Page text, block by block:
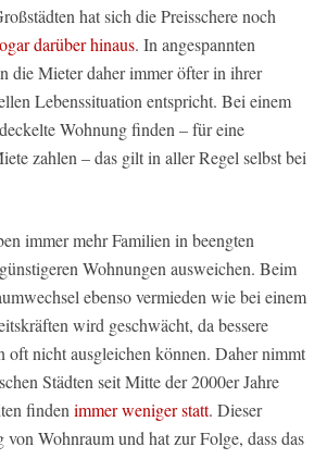
hat sich die Preisschere noch
darüber hinaus. In angespannten
die Mieter daher immer öfter in ihrer
Lebenssituation entspricht. Bei einem
Wohnung finden – für eine
zahlen – das gilt in aller Regel selbst bei
immer mehr Familien in beengten
Wohnungen ausweichen. Beim
ebenso vermieden wie bei einem
wird geschwächt, da bessere
nicht ausgleichen können. Daher nimmt
Städten seit Mitte der 2000er Jahre
finden immer weniger statt. Dieser
Wohnraum und hat zur Folge, dass das